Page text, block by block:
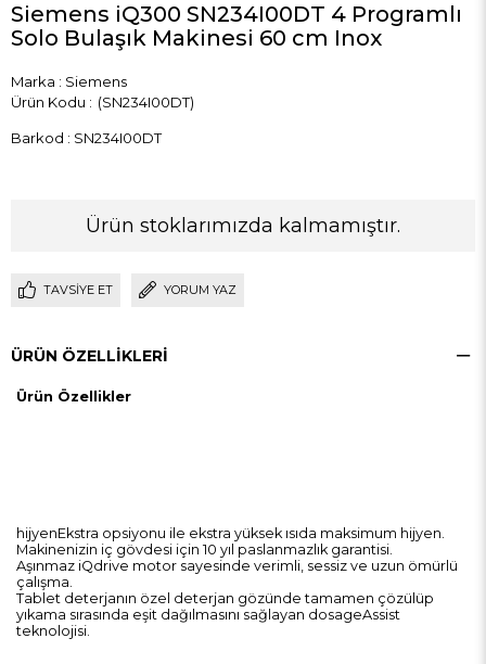
Siemens iQ300 SN234I00DT 4 Programlı
Solo Bulaşık Makinesi 60 cm Inox
Marka : Siemens
(SN234I00DT)
Barkod : SN234I00DT
Ürün stoklarımızda kalmamıştır.
TAVSIYE ET YORUM YAZ
ÜRÜN ÖZELLIKLERI
Ürün Özellikler
hijyenEkstra opsiyonu ile ekstra yüksek ısıda maksimum hijyen.
Makinenizin iç gövdesi için 10 yıl paslanmazlık garantisi.
Aşınmaz iQdrive motor sayesinde verimli, sessiz ve uzun ömürlü
çalışma.
Tablet deterjanın özel deterjan gözünde tamamen çözülüp
yıkama sırasında eşit dağılmasını sağlayan dosageAssist
teknolojisi.